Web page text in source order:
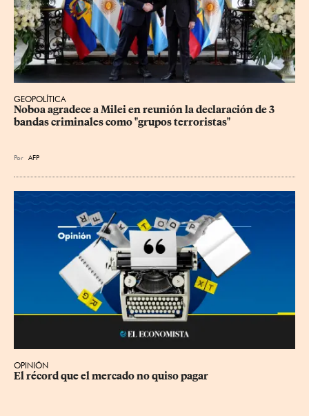
GEOPOLÍTICA
Noboa agradece a Milei en reunión la declaración de 3
bandas criminales como "grupos terroristas"
Por AFP
OPINIÓN
El récord que el mercado no quiso pagar